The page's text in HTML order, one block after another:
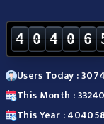
4 0 4 0 6
Users Today : 3074
This Month : 33240
This Year : 404058